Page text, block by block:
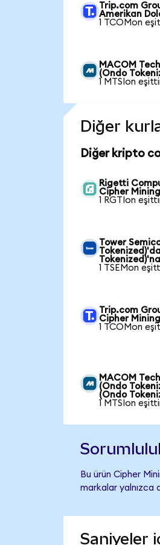
Trip.com
Amerikan
1 TCOMon
MACOM
(Ondo
1 MTSIon
Diğer
Diğer kripto
Rigetti
Cipher
1 RGTIon
Tower
Tokenized)'na
1 TSEMon
Trip.com
Cipher
1 TCOMon
MACOM
(Ondo
(Ondo
1 MTSIon
Bu ürün Cipher
markalar yalnızca
Saniyeler